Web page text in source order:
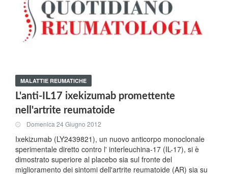
MALATTIE REUMATICHE
L'anti-IL17 ixekizumab promettente
nell'artrite reumatoide
Domenica 24 Giugno 2012
Ixekizumab (LY2439821), un nuovo anticorpo monoclonale
sperimentale diretto contro l' interleuchina-17 (IL-17), si è
dimostrato superiore al placebo sia sul fronte del
miglioramento dei sintomi dell'artrite reumatoide (AR) sia su